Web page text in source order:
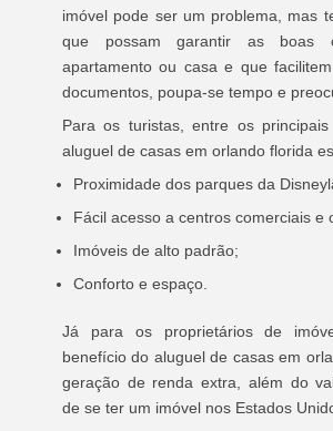
imóvel pode ser um problema, mas
que possam garantir as boas
apartamento ou casa e que
documentos, poupa-se tempo e
Para os turistas, entre os
aluguel de casas em orlando florida
Proximidade dos parques da
Fácil acesso a centros comerciais e
Imóveis de alto padrão;
Conforto e espaço.
Já para os proprietários de
benefício do aluguel de casas em
geração de renda extra, além do
de se ter um imóvel nos Estados